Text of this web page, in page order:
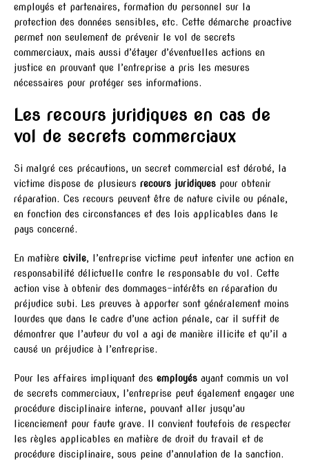
employés et partenaires, formation du personnel sur la
protection des données sensibles, etc. Cette démarche proactive
permet non seulement de prévenir le vol de secrets
commerciaux, mais aussi d’étayer d’éventuelles actions en
justice en prouvant que l’entreprise a pris les mesures
nécessaires pour protéger ses informations.
Les recours juridiques en cas de
vol de secrets commerciaux
Si malgré ces précautions, un secret commercial est dérobé, la
victime dispose de plusieurs recours juridiques pour obtenir
réparation. Ces recours peuvent être de nature civile ou pénale,
en fonction des circonstances et des lois applicables dans le
pays concerné.
En matière civile, l’entreprise victime peut intenter une action en
responsabilité délictuelle contre le responsable du vol. Cette
action vise à obtenir des dommages-intérêts en réparation du
préjudice subi. Les preuves à apporter sont généralement moins
lourdes que dans le cadre d’une action pénale, car il suffit de
démontrer que l’auteur du vol a agi de manière illicite et qu’il a
causé un préjudice à l’entreprise.
Pour les affaires impliquant des employés ayant commis un vol
de secrets commerciaux, l’entreprise peut également engager une
procédure disciplinaire interne, pouvant aller jusqu’au
licenciement pour faute grave. Il convient toutefois de respecter
les règles applicables en matière de droit du travail et de
procédure disciplinaire, sous peine d’annulation de la sanction.